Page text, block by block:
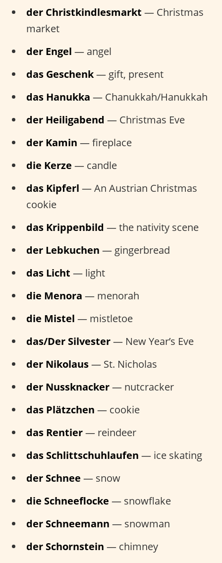
der Christkindlesmarkt — Christmas
market
der Engel — angel
das Geschenk— gift, present
das Hanukka — Chanukkah/Hanukkah
der Heiligabend — Christmas Eve
der Kamin — fireplace
die Kerze — candle
das Kipferl — An Austrian Christmas
cookie
das Krippenbild — the nativity scene
der Lebkuchen — gingerbread
das Licht — light
die Menora — menorah
die Mistel — mistletoe
das/Der Silvester— New Year’s Eve
der Nikolaus— St. Nicholas
der Nussknacker— nutcracker
das Plätzchen — cookie
das Rentier— reindeer
das Schlittschuhlaufen — ice skating
der Schnee — snow
die Schneeflocke — snowflake
der Schneemann — snowman
der Schornstein — chimney